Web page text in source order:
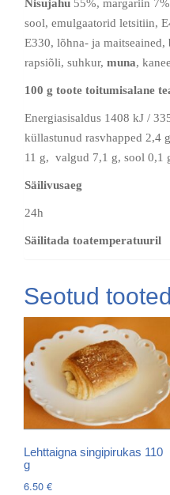
Nisujahu 55%, margariin
sool, emulgaatorid letsitiin,
E330, lõhna- ja maitseained,
rapsiõli, suhkur, muna,
100 g toote toitumisalane
Energiasisaldus 1408 kJ /
küllastunud rasvhapped 2,4
11 g, valgud 7,1 g, sool 0,1
Säilivusaeg
24h
Säilitada toatemperatuuril
Seotud tooted
Lehttaigna singipirukas 110
g
6.50 €